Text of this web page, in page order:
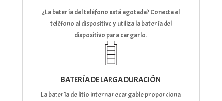
¿La batería del teléfono está agotada? Conecta el
teléfono al dispositivo y utiliza la batería del
dispositivo para cargarlo.
BATERÍA DE LARGA DURACIÓN
La batería de litio interna recargable proporciona